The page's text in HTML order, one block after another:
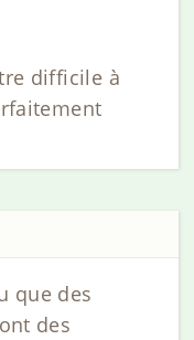
difficile à
que des
des